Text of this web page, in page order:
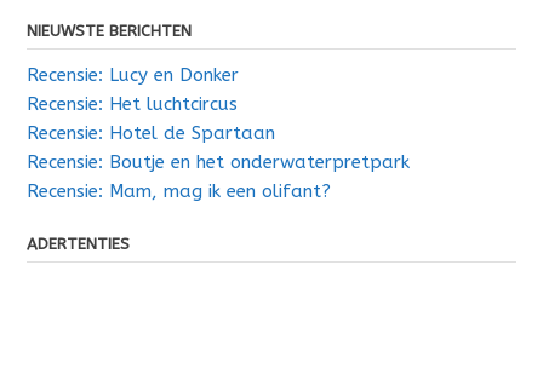
NIEUWSTE BERICHTEN
Recensie: Lucy en Donker
Recensie: Het luchtcircus
Recensie: Hotel de Spartaan
Recensie: Boutje en het onderwaterpretpark
Recensie: Mam, mag ik een olifant?
ADERTENTIES